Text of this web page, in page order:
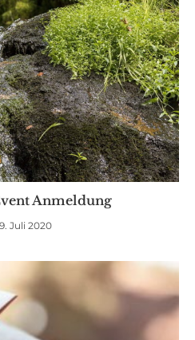
Anmeldung
Juli 2020